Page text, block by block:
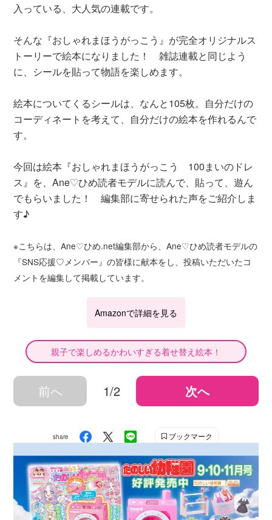
入っている、大人気の連載です。
そんな『おしゃれまほうがっこう』が完全オリジナルス
トーリーで絵本になりました！ 雑誌連載と同じよう
に、シールを貼って物語を楽しめます。
絵本についてくるシールは、なんと105枚。自分だけの
コーディネートを考えて、自分だけの絵本を作れるんで
す。
今回は絵本『おしゃれまほうがっこう 100まいのドレ
ス』を、Ane♡ひめ読者モデルに読んで、貼って、遊ん
でもらいました！ 編集部に寄せられた声をご紹介しま
す♪
※こちらは、Ane♡ひめ.net編集部から、Ane♡ひめ読者モデルの
『SNS応援♡メンバー』の皆様に献本をし、投稿いただいたコ
メントを編集して掲載しています。
Amazonで詳細を見る
親子で楽しめるかわいすぎる着せ替え絵本！
前へ 1/2 次へ
share ブックマーク